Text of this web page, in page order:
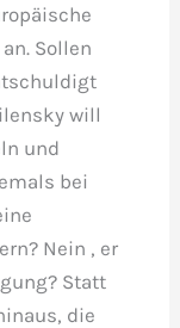
Sollen
will
und
bei
Nein , er
Statt
die